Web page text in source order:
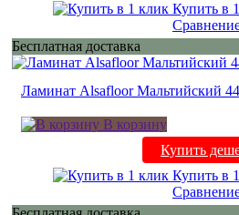
Купить в
Бесплатная доставка
Ламинат Alsafloor Мальтийский
В корзину
Купить
Купить в